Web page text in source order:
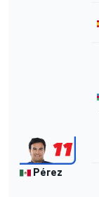
Pérez